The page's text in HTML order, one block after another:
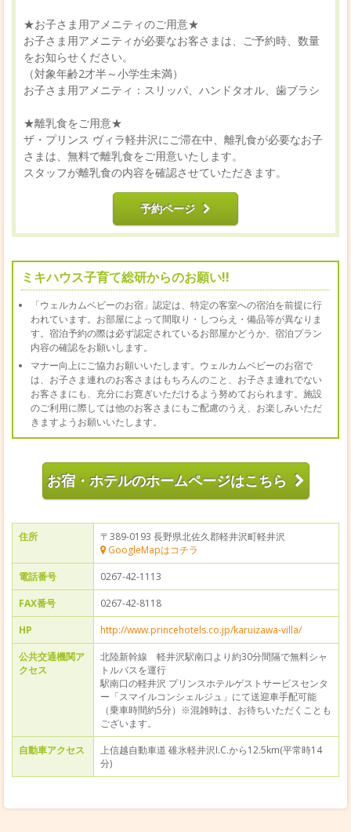
★お子さま用アメニティのご用意★
お子さま用アメニティが必要なお客さまは、ご予約時、数量
をお知らせください。
（対象年齢2才半～小学生未満）
お子さま用アメニティ：スリッパ、ハンドタオル、歯ブラシ
★離乳食をご用意★
ザ・プリンス ヴィラ軽井沢にご滞在中、離乳食が必要なお子
さまは、無料で離乳食をご用意いたします。
スタッフが離乳食の内容を確認させていただきます。
予約ページ
ミキハウス子育て総研からのお願い!!
「ウェルカムベビーのお宿」認定は、特定の客室への宿泊を前提に行
われています。お部屋によって間取り・しつらえ・備品等が異なりま
す。宿泊予約の際は必ず認定されているお部屋かどうか、宿泊プラン
内容の確認をお願いします。
マナー向上にご協力お願いいたします。ウェルカムベビーのお宿で
は、お子さま連れのお客さまはもちろんのこと、お子さま連れでない
お客さまにも、充分にお寛ぎいただけるよう努めておられます。施設
のご利用に際しては他のお客さまにもご配慮のうえ、お楽しみいただ
きますようお願いいたします。
お宿・ホテルのホームページはこちら
住所
〒389-0193 長野県北佐久郡軽井沢町軽井沢
GoogleMapはコチラ
電話番号
0267-42-1113
FAX番号
0267-42-8118
HP
http://www.princehotels.co.jp/karuizawa-villa/
公共交通機関ア
クセス
北陸新幹線 軽井沢駅南口より約30分間隔で無料シャ
トルバスを運行
駅南口の軽井沢 プリンスホテルゲストサービスセンタ
ー「スマイルコンシェルジュ」にて送迎車手配可能
（乗車時間約5分）※混雑時は、お待ちいただくことも
ございます。
自動車アクセス
上信越自動車道 碓氷軽井沢I.C.から12.5km(平常時14
分)